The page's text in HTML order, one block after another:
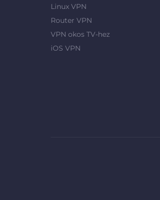
Linux VPN
Router VPN
VPN okos TV-hez
iOS VPN